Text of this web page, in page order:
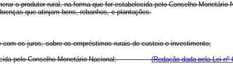
o produtor rural, na forma que for estabelecida pelo Conselho
que atinjam bens, rebanhos, e plantações.
os juros, sobre os empréstimos rurais de custeio e investimento;
pelo Conselho Monetário Nacional;(Redação dada pela Lei nº